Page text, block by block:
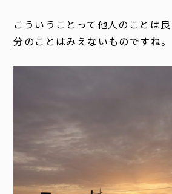
こういうことって他人のことは
分のことはみえないものですね。